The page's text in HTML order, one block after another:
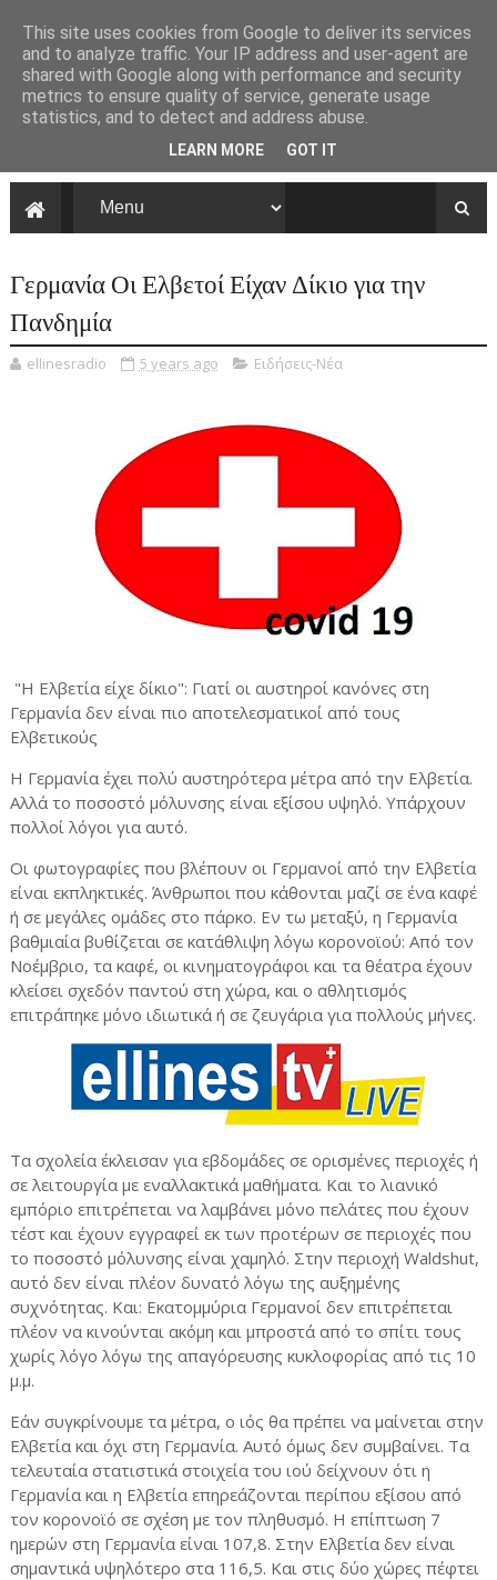
Γερμανία Οι Ελβετοί Είχαν Δίκιο για την
Πανδημία
ellinesradio 5 years ago Ειδήσεις-Νέα
"Η Ελβετία είχε δίκιο": Γιατί οι αυστηροί κανόνες στη
Γερμανία δεν είναι πιο αποτελεσματικοί από τους
Ελβετικούς
Η Γερμανία έχει πολύ αυστηρότερα μέτρα από την Ελβετία.
Αλλά το ποσοστό μόλυνσης είναι εξίσου υψηλό. Υπάρχουν
πολλοί λόγοι για αυτό.
Οι φωτογραφίες που βλέπουν οι Γερμανοί από την Ελβετία
είναι εκπληκτικές. Άνθρωποι που κάθονται μαζί σε ένα καφέ
ή σε μεγάλες ομάδες στο πάρκο. Εν τω μεταξύ, η Γερμανία
βαθμιαία βυθίζεται σε κατάθλιψη λόγω κορονοϊού: Από τον
Νοέμβριο, τα καφέ, οι κινηματογράφοι και τα θέατρα έχουν
κλείσει σχεδόν παντού στη χώρα, και ο αθλητισμός
επιτράπηκε μόνο ιδιωτικά ή σε ζευγάρια για πολλούς μήνες.
Τα σχολεία έκλεισαν για εβδομάδες σε ορισμένες περιοχές ή
σε λειτουργία με εναλλακτικά μαθήματα. Και το λιανικό
εμπόριο επιτρέπεται να λαμβάνει μόνο πελάτες που έχουν
τέστ και έχουν εγγραφεί εκ των προτέρων σε περιοχές που
το ποσοστό μόλυνσης είναι χαμηλό. Στην περιοχή Waldshut,
αυτό δεν είναι πλέον δυνατό λόγω της αυξημένης
συχνότητας. Και: Εκατομμύρια Γερμανοί δεν επιτρέπεται
πλέον να κινούνται ακόμη και μπροστά από το σπίτι τους
χωρίς λόγο λόγω της απαγόρευσης κυκλοφορίας από τις 10
μ.μ.
Εάν συγκρίνουμε τα μέτρα, ο ιός θα πρέπει να μαίνεται στην
Ελβετία και όχι στη Γερμανία. Αυτό όμως δεν συμβαίνει. Τα
τελευταία στατιστικά στοιχεία του ιού δείχνουν ότι η
Γερμανία και η Ελβετία επηρεάζονται περίπου εξίσου από
τον κορονοϊό σε σχέση με τον πληθυσμό. Η επίπτωση 7
ημερών στη Γερμανία είναι 107,8. Στην Ελβετία δεν είναι
σημαντικά υψηλότερο στα 116,5. Και στις δύο χώρες πέφτει
This site uses cookies from Google to deliver its services
and to analyze traffic. Your IP address and user-agent are
shared with Google along with performance and security
metrics to ensure quality of service, generate usage
statistics, and to detect and address abuse.
LEARN MORE GOT IT